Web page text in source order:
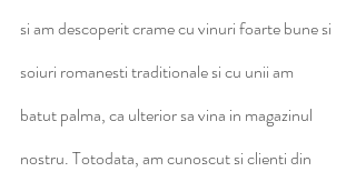
si am descoperit crame cu vinuri foarte bune si
soiuri romanesti traditionale si cu unii am
batut palma, ca ulterior sa vina in magazinul
nostru. Totodata, am cunoscut si clienti din